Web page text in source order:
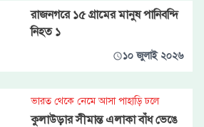
রাজনগরে ১৫ গ্রামের মানুষ পানিবন্দি
নিহত ১
১০ জুলাই ২০২৬
ভারত থেকে নেমে আসা পাহাড়ি ঢলে
কুলাউড়ার সীমান্ত এলাকা বাঁধ ভেঙে